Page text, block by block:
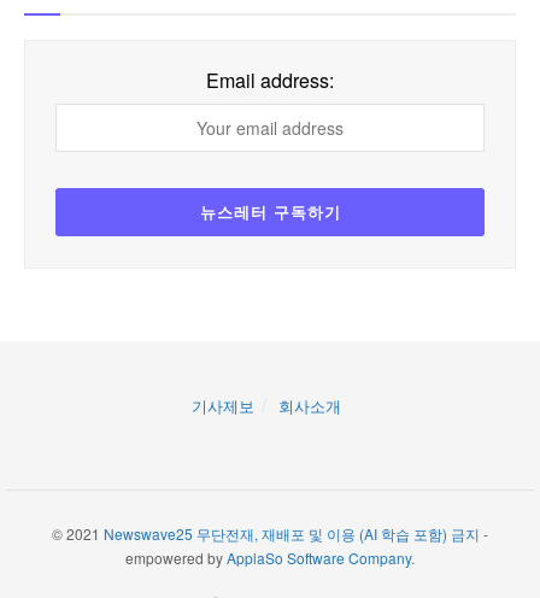
Email address:
기사제보 회사소개
© 2021 Newswave25 무단전재, 재배포 및 이용 (AI 학습 포함) 금지 -
empowered byApplaSo Software Company.